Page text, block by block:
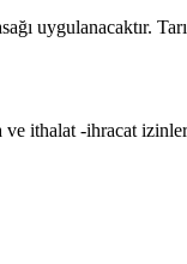
uygulanacaktır.
ithalat -ihracat